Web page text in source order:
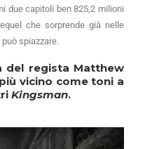
due capitoli ben 825,2 milioni
che sorprende già nelle
spiazzare.
del regista Matthew
vicino come toni a
Kingsman.